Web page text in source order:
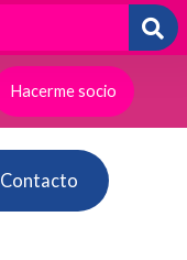
Hacerme socio
Contacto